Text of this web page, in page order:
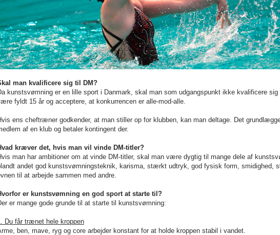
man kvalificere sig til DM?
kunstsvømning er en lille sport i Danmark, skal man som udgangspunkt ikke kvalificere
fyldt 15 år og acceptere, at konkurrencen er alle-mod-alle.
ens cheftræner godkender, at man stiller op for klubben, kan man deltage. Det
af en klub og betaler kontingent der.
kræver det, hvis man vil vinde DM-titler?
man har ambitioner om at vinde DM-titler, skal man være dygtig til mange dele af
andet god kunstsvømningsteknik, karisma, stærkt udtryk, god fysisk form, smidighed,
til at arbejde sammen med andre.
er kunstsvømning en god sport at starte til?
er mange gode grunde til at starte til kunstsvømning:
Du får trænet hele kroppen
ben, mave, ryg og core arbejder konstant for at holde kroppen stabil i vandet.